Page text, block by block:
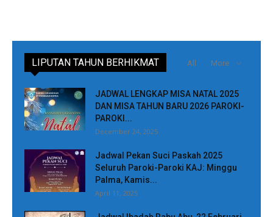
LIPUTAN TAHUN BERHIKMAT All More
JADWAL LENGKAP MISA NATAL 2025
DAN MISA TAHUN BARU 2026 PAROKI-
PAROKI...
December 24, 2025
Jadwal Pekan Suci Paskah 2025
Seluruh Paroki-Paroki KAJ: Minggu
Palma, Kamis...
April 11, 2025